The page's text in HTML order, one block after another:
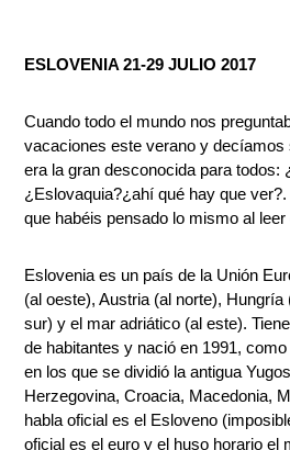
ESLOVENIA 21-29 JULIO 2017
Cuando todo el mundo nos
vacaciones este verano y decíamos
era la gran desconocida para todos:
¿Eslovaquia?¿ahí qué hay que
que habéis pensado lo mismo al
Eslovenia es un país de la Unión
(al oeste), Austria (al norte),
sur) y el mar adriático (al este).
de habitantes y nació en 1991,
en los que se dividió la antigua
Herzegovina, Croacia, Macedonia,
habla oficial es el Esloveno
oficial es el euro y el huso horario el